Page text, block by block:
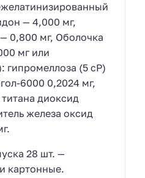
— 4,000 мг,
0,800 мг, Оболочка
мг или
гипромеллоза (5 сР)
6000 0,2024 мг,
диоксид
железа оксид
28 шт. —
картонные.